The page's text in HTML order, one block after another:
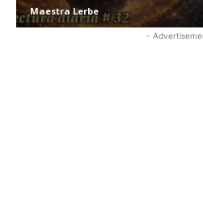
Maestra Lerbe
-